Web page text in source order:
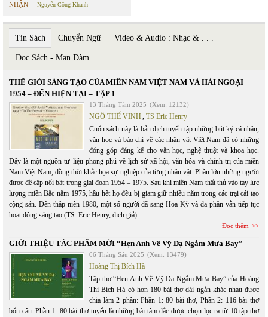
NHẬN
Nguyễn Công Khanh
Tin Sách Chuyển Ngữ Video & Audio : Nhạc & . . .
Đọc Sách - Mạn Đàm
THẾ GIỚI SÁNG TẠO CỦA MIỀN NAM VIỆT NAM VÀ HẢI NGOẠI
1954 – ĐẾN HIỆN TẠI – TẬP 1
13 Tháng Tám 2025 (Xem: 12132)
NGÔ THẾ VINH, TS Eric Henry
Cuốn sách này là bản dịch tuyển tập những bút ký cá nhân,
văn học và báo chí về các nhân vật Việt Nam đã có những
đóng góp đáng kể cho văn học, nghệ thuật và khoa học.
Đây là một nguồn tư liệu phong phú về lịch sử xã hội, văn hóa và chính trị của miền
Nam Việt Nam, đồng thời khắc họa sự nghiệp của từng nhân vật. Phần lớn những người
được đề cập nổi bật trong giai đoạn 1954 – 1975. Sau khi miền Nam thất thủ vào tay lực
lượng miền Bắc năm 1975, hầu hết họ đều bị giam giữ nhiều năm trong các trại cải tạo
cộng sản. Đến thập niên 1980, một số người đã sang Hoa Kỳ và đa phần vẫn tiếp tục
hoạt động sáng tạo.(TS. Eric Henry, dịch giả)
Đọc thêm
GIỚI THIỆU TÁC PHẨM MỚI “Hẹn Anh Về Vỹ Dạ Ngắm Mưa Bay”
06 Tháng Sáu 2025 (Xem: 13479)
Hoàng Thị Bích Hà
Tập thơ “Hẹn Anh Về Vỹ Dạ Ngắm Mưa Bay” của Hoàng
Thị Bích Hà có hơn 180 bài thơ dài ngắn khác nhau được
chia làm 2 phần: Phần 1: 80 bài thơ, Phần 2: 116 bài thơ
bốn câu. Phần 1: 80 bài thơ tuyển là những bài tâm đắc được chọn lọc ra từ 10 tập thơ